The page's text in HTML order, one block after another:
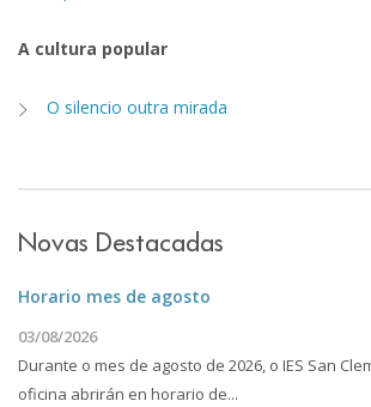
A cultura popular
O silencio outra mirada
Novas Destacadas
Horario mes de agosto
03/08/2026
Durante o mes de agosto de 2026, o IES San
oficina abrirán en horario de...